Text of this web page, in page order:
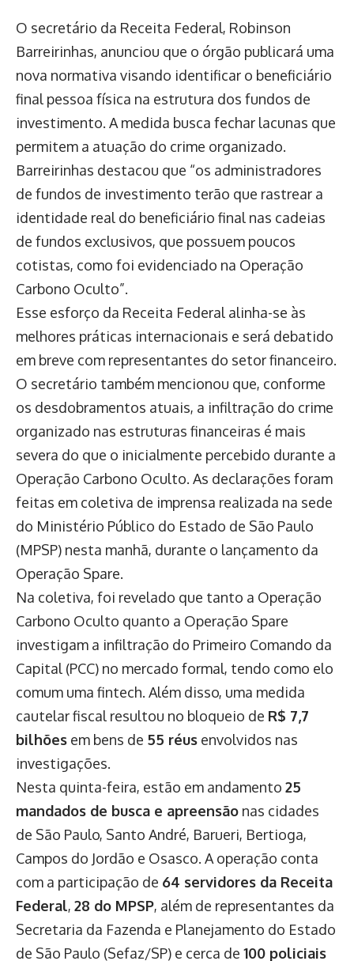
O secretário da Receita Federal, Robinson
Barreirinhas, anunciou que o órgão publicará uma
nova normativa visando identificar o beneficiário
final pessoa física na estrutura dos fundos de
investimento. A medida busca fechar lacunas que
permitem a atuação do crime organizado.
Barreirinhas destacou que “os administradores
de fundos de investimento terão que rastrear a
identidade real do beneficiário final nas cadeias
de fundos exclusivos, que possuem poucos
cotistas, como foi evidenciado na Operação
Carbono Oculto”.
Esse esforço da Receita Federal alinha-se às
melhores práticas internacionais e será debatido
em breve com representantes do setor financeiro.
O secretário também mencionou que, conforme
os desdobramentos atuais, a infiltração do crime
organizado nas estruturas financeiras é mais
severa do que o inicialmente percebido durante a
Operação Carbono Oculto. As declarações foram
feitas em coletiva de imprensa realizada na sede
do Ministério Público do Estado de São Paulo
(MPSP) nesta manhã, durante o lançamento da
Operação Spare.
Na coletiva, foi revelado que tanto a Operação
Carbono Oculto quanto a Operação Spare
investigam a infiltração do Primeiro Comando da
Capital (PCC) no mercado formal, tendo como elo
comum uma fintech. Além disso, uma medida
cautelar fiscal resultou no bloqueio de R$ 7,7
bilhões em bens de 55 réus envolvidos nas
investigações.
Nesta quinta-feira, estão em andamento 25
mandados de busca e apreensão nas cidades
de São Paulo, Santo André, Barueri, Bertioga,
Campos do Jordão e Osasco. A operação conta
com a participação de 64 servidores da Receita
Federal, 28 do MPSP, além de representantes da
Secretaria da Fazenda e Planejamento do Estado
de São Paulo (Sefaz/SP) e cerca de 100 policiais